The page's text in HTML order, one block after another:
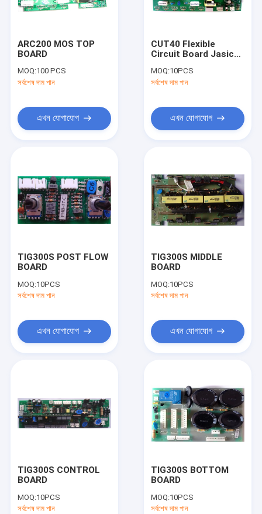
ভিআর শো
যোগাযোগ করুন
এমআইজি এমএমএ ওয়েল্ডার
টাইগ টিআইজি এমএমএ ওয়েল্ডার
হ্যান্ডহেল্ড এআরসি ওয়েল্ডার
পোর্টেবল প্লাজমা কর্তনকারী
পালস টিআইজি এমএমএ ওয়েল্ডার
পালস এমআইজি ওয়েল্ডার
টর্চের খুচরা যন্ত্রাংশ
ফাইবার লেজার ওয়েল্ডার
সিএনসি কাটিং মেশিন
ARC200 MOS TOP
BOARD
MOQ:100 PCS
সর্বশেষ দাম পান
এখন যোগাযোগ
CUT40 Flexible
Circuit Board Jasic
Pcb Top
MOQ:10PCS
সর্বশেষ দাম পান
এখন যোগাযোগ
TIG300S POST FLOW
BOARD
MOQ:10PCS
সর্বশেষ দাম পান
এখন যোগাযোগ
TIG300S MIDDLE
BOARD
MOQ:10PCS
সর্বশেষ দাম পান
এখন যোগাযোগ
TIG300S CONTROL
BOARD
MOQ:10PCS
সর্বশেষ দাম পান
TIG300S BOTTOM
BOARD
MOQ:10PCS
সর্বশেষ দাম পান